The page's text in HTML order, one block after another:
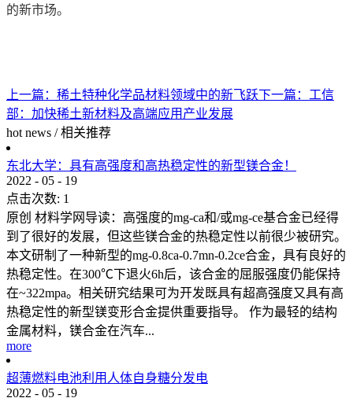
的新市场。
上一篇： 稀土特种化学品材料领域中的新飞跃下一篇： 工信
部：加快稀土新材料及高端应用产业发展
hot news / 相关推荐
东北大学：具有高强度和高热稳定性的新型镁合金！
2022 - 05 - 19
点击次数: 1
原创 材料学网导读：高强度的mg-ca和/或mg-ce基合金已经得
到了很好的发展，但这些镁合金的热稳定性以前很少被研究。
本文研制了一种新型的mg-0.8ca-0.7mn-0.2ce合金，具有良好的
热稳定性。在300℃下退火6h后，该合金的屈服强度仍能保持
在~322mpa。相关研究结果可为开发既具有超高强度又具有高
热稳定性的新型镁变形合金提供重要指导。 作为最轻的结构
金属材料，镁合金在汽车...
more
超薄燃料电池利用人体自身糖分发电
2022 - 05 - 19